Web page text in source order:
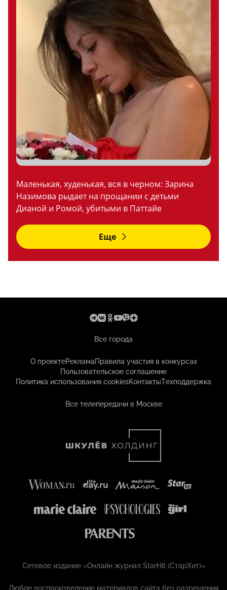
Маленькая, худенькая, вся в черном: Зарина
Назимова рыдает на прощании с детьми
Дианой и Ромой, убитыми в Паттайе
Еще
Все города
О проектеРекламаПравила участия в конкурсах
Пользовательское соглашение
Политика использования cookiesКонтактыТехподдержка
Все телепередачи в Москве
Сетевое издание «Онлайн журнал StarHit (СтарХит)»
Любое воспроизведение материалов сайта без разрешения